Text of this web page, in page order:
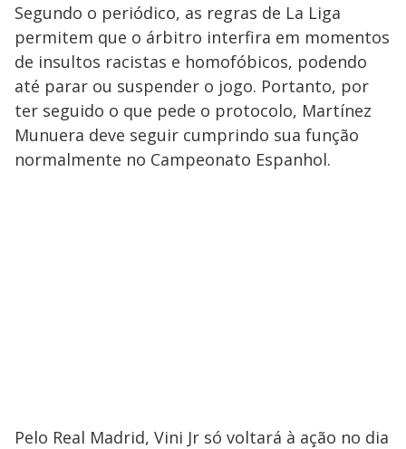
Segundo o periódico, as regras de La Liga
permitem que o árbitro interfira em momentos
de insultos racistas e homofóbicos, podendo
até parar ou suspender o jogo. Portanto, por
ter seguido o que pede o protocolo, Martínez
Munuera deve seguir cumprindo sua função
normalmente no Campeonato Espanhol.
Pelo Real Madrid, Vini Jr só voltará à ação no dia